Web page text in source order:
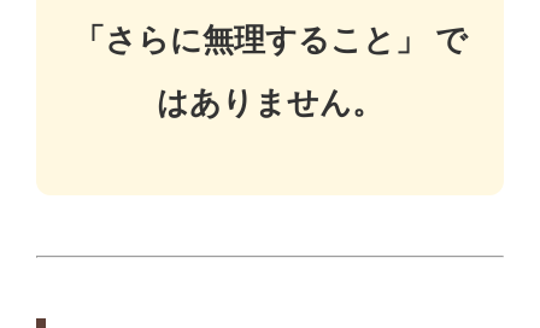
「さらに無理すること」 で
はありません。